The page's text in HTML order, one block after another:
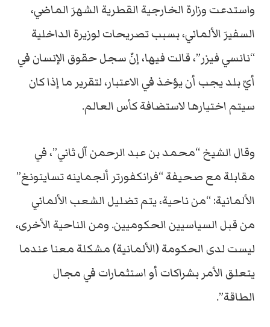
واستدعت وزارة الخارجية القطرية الشهرَ الماضي،
السفيرَ الألماني، بسبب تصريحات لوزيرة الداخلية
“نانسي فيزر”، قالت فيها، إنّ سجل حقوق الإنسان في
أيّ بلد يجب أن يؤخذ في الاعتبار، لتقرير ما إذا كان
سيتم اختيارها لاستضافة كأس العالم.
وقال الشيخ “محمد بن عبد الرحمن آل ثاني”، في
مقابلة مع صحيفة “فرانكفورتر ألجماينه تسايتونغ”
الألمانية: “من ناحية، يتم تضليل الشعب الألماني
من قبل السياسيين الحكوميين. ومن الناحية الأخرى،
ليست لدى الحكومة (الألمانية) مشكلة معنا عندما
يتعلق الأمر بشراكات أو استثمارات في مجال
الطاقة”.